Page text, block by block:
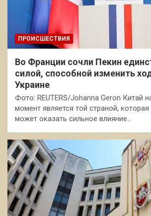
ПРОИСШЕСТВИЯ
Во Франции сочли Пекин
силой, способной изменить
Украине
Фото: REUTERS/Johanna Geron Китай
момент является той страной,
может оказать сильное влияние…